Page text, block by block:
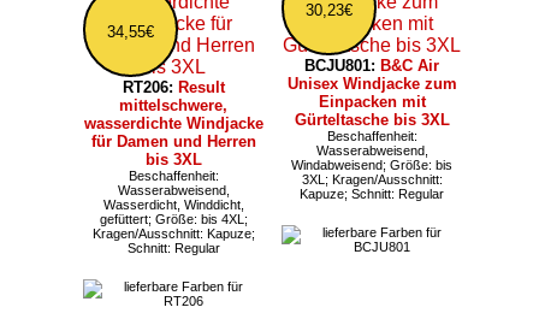
34,55€
RT206: Result
mittelschwere,
wasserdichte Windjacke
für Damen und Herren
bis 3XL
Beschaffenheit:
Wasserabweisend,
Wasserdicht, Winddicht,
gefüttert; Größe: bis 4XL;
Kragen/Ausschnitt: Kapuze;
Schnitt: Regular
30,23€
BCJU801: B&C Air
Unisex Windjacke zum
Einpacken mit
Gürteltasche bis 3XL
Beschaffenheit:
Wasserabweisend,
Windabweisend; Größe: bis
3XL; Kragen/Ausschnitt:
Kapuze; Schnitt: Regular